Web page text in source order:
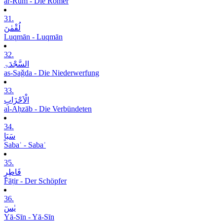
31.
لُقْمٰنَ
Luqmān - Luqmān
32.
السَّجْدَۃِ
as-Saǧda - Die Niederwerfung
33.
الْاَحْزَابِ
al-Aḥzāb - Die Verbündeten
34.
سَبَاٍ
Sabaʾ - Sabaʾ
35.
فَاطِرٍ
Fāṭir - Der Schöpfer
36.
یٰسٓ
Yā-Sīn - Yā-Sīn